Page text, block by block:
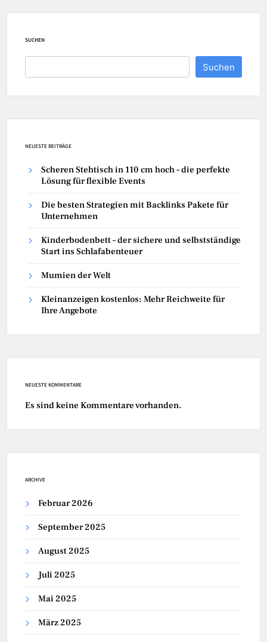
SUCHEN
Suchen
NEUESTE BEITRÄGE
Scheren Stehtisch in 110 cm hoch – die perfekte
Lösung für flexible Events
Die besten Strategien mit Backlinks Pakete für
Unternehmen
Kinderbodenbett – der sichere und selbstständige
Start ins Schlafabenteuer
Mumien der Welt
Kleinanzeigen kostenlos: Mehr Reichweite für
Ihre Angebote
NEUESTE KOMMENTARE
Es sind keine Kommentare vorhanden.
ARCHIVE
Februar 2026
September 2025
August 2025
Juli 2025
Mai 2025
März 2025